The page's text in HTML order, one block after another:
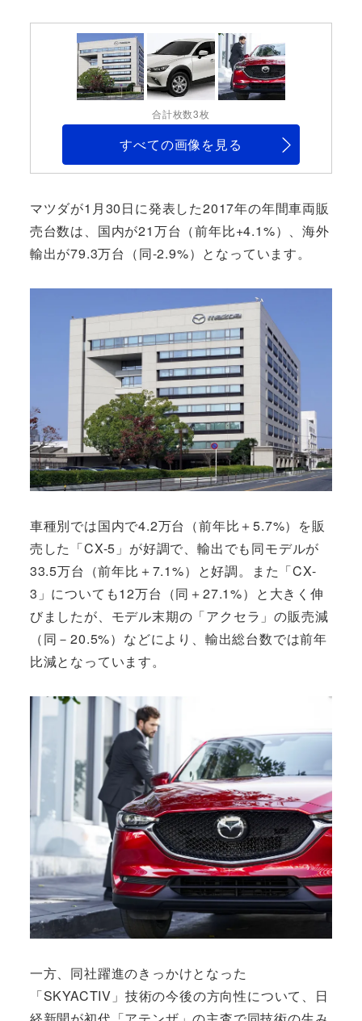
合計枚数3枚
すべての画像を見る
マツダが1月30日に発表した2017年の年間車両販
売台数は、国内が21万台（前年比+4.1%）、海外
輸出が79.3万台（同-2.9%）となっています。
車種別では国内で4.2万台（前年比＋5.7%）を販
売した「CX-5」が好調で、輸出でも同モデルが
33.5万台（前年比＋7.1%）と好調。また「CX-
3」についても12万台（同＋27.1%）と大きく伸
びましたが、モデル末期の「アクセラ」の販売減
（同－20.5%）などにより、輸出総台数では前年
比減となっています。
一方、同社躍進のきっかけとなった
「SKYACTIV」技術の今後の方向性について、日